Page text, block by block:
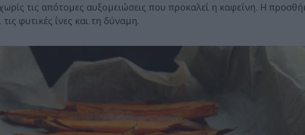
τις απότομες αυξομειώσεις που προκαλεί η καφεΐνη. Η
φυτικές ίνες και τη δύναμη.